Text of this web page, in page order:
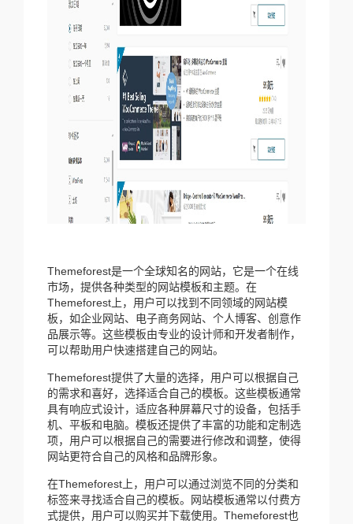
Themeforest是一个全球知名的网站，它是一个在线
市场，提供各种类型的网站模板和主题。在
Themeforest上，用户可以找到不同领域的网站模
板，如企业网站、电子商务网站、个人博客、创意作
品展示等。这些模板由专业的设计师和开发者制作，
可以帮助用户快速搭建自己的网站。
Themeforest提供了大量的选择，用户可以根据自己
的需求和喜好，选择适合自己的模板。这些模板通常
具有响应式设计，适应各种屏幕尺寸的设备，包括手
机、平板和电脑。模板还提供了丰富的功能和定制选
项，用户可以根据自己的需要进行修改和调整，使得
网站更符合自己的风格和品牌形象。
在Themeforest上，用户可以通过浏览不同的分类和
标签来寻找适合自己的模板。网站模板通常以付费方
式提供，用户可以购买并下载使用。Themeforest也